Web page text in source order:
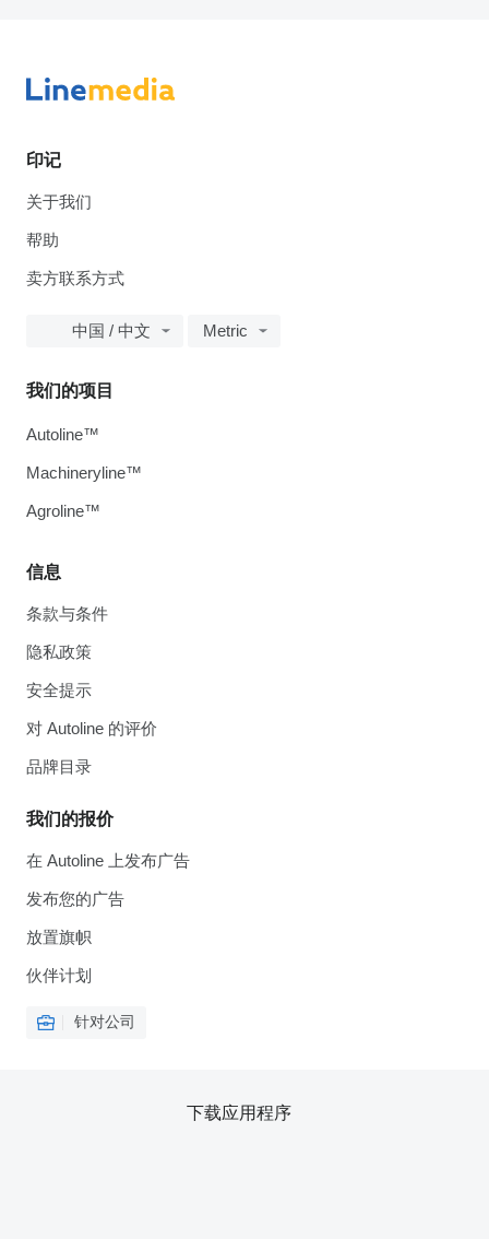
印记
关于我们
帮助
卖方联系方式
中国 / 中文 Metric
信息
条款与条件
隐私政策
安全提示
对 Autoline 的评价
品牌目录
我们的报价
在 Autoline 上发布广告
发布您的广告
放置旗帜
伙伴计划
针对公司
我们的项目
Autoline™
Machineryline™
Agroline™
下载应用程序